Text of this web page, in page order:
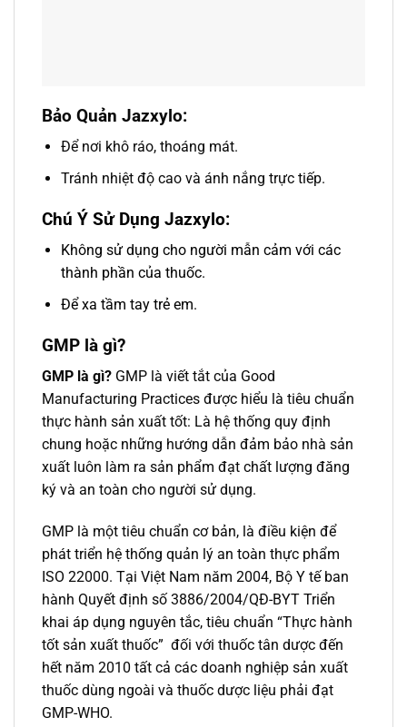
Bảo Quản Jazxylo:
Để nơi khô ráo, thoáng mát.
Tránh nhiệt độ cao và ánh nắng trực tiếp.
Chú Ý Sử Dụng Jazxylo:
Không sử dụng cho người mẫn cảm với các
thành phần của thuốc.
Để xa tầm tay trẻ em.
GMP là gì?
GMP là gì? GMP là viết tắt của Good
Manufacturing Practices được hiểu là tiêu chuẩn
thực hành sản xuất tốt: Là hệ thống quy định
chung hoặc những hướng dẫn đảm bảo nhà sản
xuất luôn làm ra sản phẩm đạt chất lượng đăng
ký và an toàn cho người sử dụng.
GMP là một tiêu chuẩn cơ bản, là điều kiện để
phát triển hệ thống quản lý an toàn thực phẩm
ISO 22000. Tại Việt Nam năm 2004, Bộ Y tế ban
hành Quyết định số 3886/2004/QĐ-BYT Triển
khai áp dụng nguyên tắc, tiêu chuẩn “Thực hành
tốt sản xuất thuốc” đối với thuốc tân dược đến
hết năm 2010 tất cả các doanh nghiệp sản xuất
thuốc dùng ngoài và thuốc dược liệu phải đạt
GMP-WHO.